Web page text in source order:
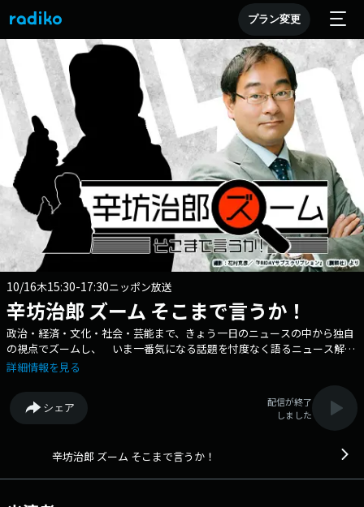
プラン変更
10/16木15:30-17:30ニッポン放送
辛坊治郎 ズーム そこまで言うか！
政治・経済・文化・社会・芸能まで、きょう一日のニュースの中から独自
の視点でズームし、 いま一番気になる話題を忖度なく語るニュース解説
番組です。 ▼15:40 「ズームON」。 独自の視点でニュースを解説し
す。 ゲスト：石原宏高さん（自民党衆議院議員） ▼17:10 「ズーム
ON」。 独自の視点でニュースを解説します。メールアドレス：
zoom@1242.com 番組ホームページはこちら twitterハッシュタグ
詳細情報を見る
シェア
配信が終了
しました
辛坊治郎 ズーム そこまで言うか！